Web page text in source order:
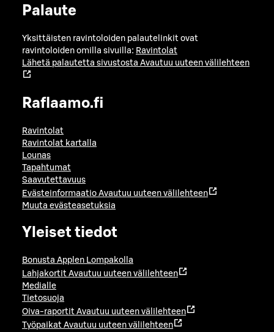
Palaute
Yksittäisten ravintoloiden palautelinkit ovat
ravintoloiden omilla sivuilla: Ravintolat
Lähetä palautetta sivustosta Avautuu uuteen välilehteen
Raflaamo.fi
Ravintolat
Ravintolat kartalla
Lounas
Tapahtumat
Saavutettavuus
Evästeinformaatio Avautuu uuteen välilehteen
Muuta evästeasetuksia
Yleiset tiedot
Bonusta Applen Lompakolla
Lahjakortit Avautuu uuteen välilehteen
Medialle
Tietosuoja
Oiva-raportit Avautuu uuteen välilehteen
Työpaikat Avautuu uuteen välilehteen